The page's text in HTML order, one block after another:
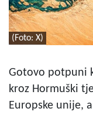
(Foto: X)
Gotovo potpuni
kroz Hormuški
Europske unije,